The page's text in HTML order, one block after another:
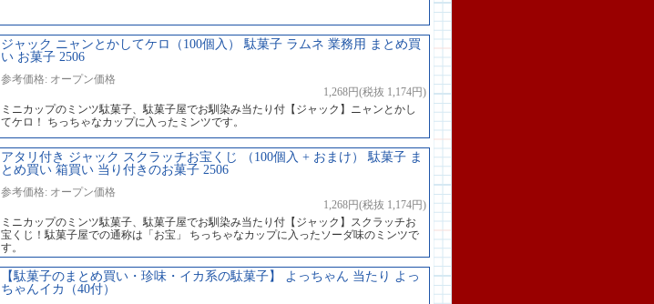
ジャック ニャンとかしてケロ（100個入） 駄菓子 ラムネ 業務用 まとめ買
い お菓子 2506
参考価格: オープン価格
1,268円(税抜 1,174円)
ミニカップのミンツ駄菓子、駄菓子屋でお馴染み当たり付【ジャック】ニャンとかし
てケロ！ ちっちゃなカップに入ったミンツです。
アタリ付き ジャック スクラッチお宝くじ （100個入 + おまけ） 駄菓子 ま
とめ買い 箱買い 当り付きのお菓子 2506
参考価格: オープン価格
1,268円(税抜 1,174円)
ミニカップのミンツ駄菓子、駄菓子屋でお馴染み当たり付【ジャック】スクラッチお
宝くじ！駄菓子屋での通称は「お宝」 ちっちゃなカップに入ったソーダ味のミンツで
す。
【駄菓子のまとめ買い・珍味・イカ系の駄菓子】 よっちゃん 当たり よっ
ちゃんイカ（40付）